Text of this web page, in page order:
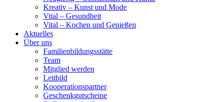
Kreativ – Kunst und Mode
Vital – Gesundheit
Vital – Kochen und Genießen
Aktuelles
Über uns
Familienbildungsstätte
Team
Mitglied werden
Leitbild
Kooperationspartner
Geschenkgutscheine